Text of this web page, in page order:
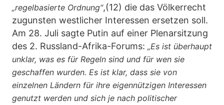
„regelbasierte Ordnung“,(12) die das Völkerrecht
zugunsten westlicher Interessen ersetzen soll.
Am 28. Juli sagte Putin auf einer Plenarsitzung
des 2. Russland-Afrika-Forums: „Es ist überhaupt
unklar, was es für Regeln sind und für wen sie
geschaffen wurden. Es ist klar, dass sie von
einzelnen Ländern für ihre eigennützigen Interessen
genutzt werden und sich je nach politischer